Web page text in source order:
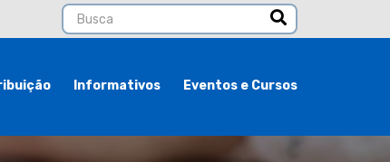
Informativos Eventos e Cursos